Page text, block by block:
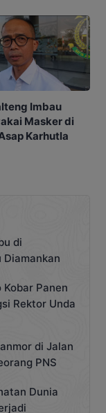
Imbau
Masker di
Karhutla
di
Diamankan
Panen
Rektor Unda
di Jalan
PNS
Dunia